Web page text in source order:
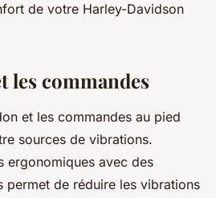
de votre Harley-Davidson
les commandes
et les commandes au pied
sources de vibrations.
ergonomiques avec des
permet de réduire les vibrations